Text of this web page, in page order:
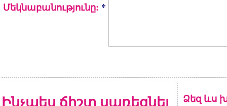
Մեկնաբանությունը: *
Ինչպես ճիշտ սառեցնել
Ձեզ ևս